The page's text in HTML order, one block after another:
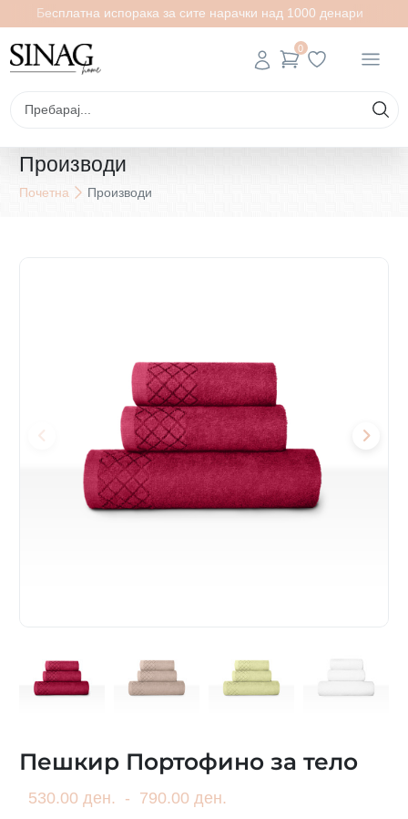
Бесплатна испорака за сите нарачки над 1000 денари
0
Производи
Почетна Производи
Пешкир Портофино за тело
530.00 ден. - 790.00 ден.